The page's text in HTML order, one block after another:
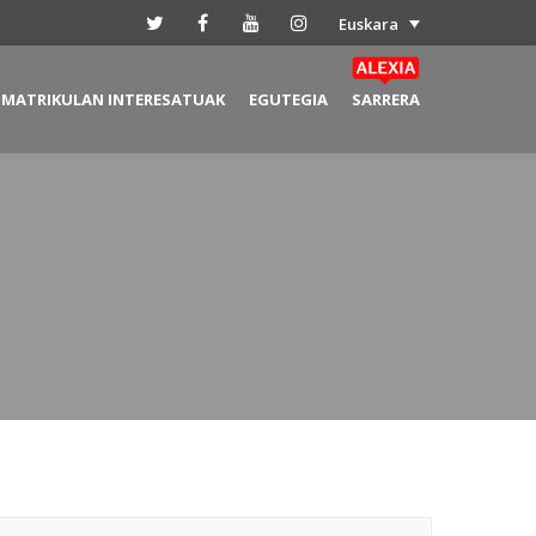
Euskara
MATRIKULAN INTERESATUAK EGUTEGIA SARRERA